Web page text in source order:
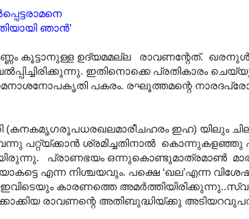
ഞാൻ’
കൂട്ടാനുള്ള ഉദ്യമമല്ല രാവണന്റേത്.
ഇതിനൊക്കെ പ്രതികാരം
പകരം. രഘൂത്തമന്റെ
(കനകമൃഗരൂപധരഖലമാരീചഹരം ഇഹ) യിലും
പറ്റ്യ്ക്കാൻ ശ്രമിച്ചതിനാൽ കൊന്നുകളഞ്ഞു
പ്രാണഭയം ഒന്നുകൊണ്ടുമാത്രമാൺ
എന്ന നിശ്ചയവും. പക്ഷെ ‘ഖല’എന്ന
ഇവിടെയും കാരണത്തെ
രാവണന്റെ അതിബുദ്ധിയ്ക്കു